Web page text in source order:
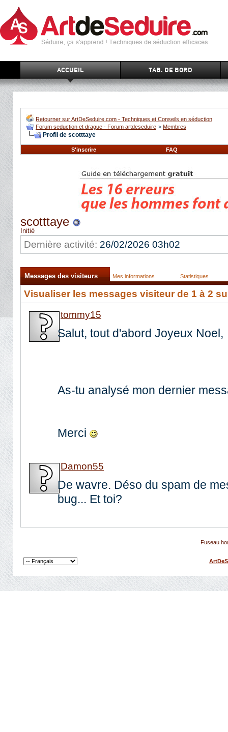
ACCUEIL TAB. DE BORD
Retourner sur ArtDeSeduire.com - Techniques et Conseils en séduction
Forum seduction et drague - Forum artdeseduire > Membres
Profil de scotttaye
S'inscrire FAQ
scotttaye
Initié
Dernière activité: 26/02/2026 03h02
Messages des visiteurs Mes informations Statistiques
Visualiser les messages visiteur de 1 à 2
tommy15
Salut, tout d'abord Joyeux Noel,
As-tu analysé mon dernier
Merci
Damon55
De wavre. Déso du spam de
bug... Et toi?
Fuseau